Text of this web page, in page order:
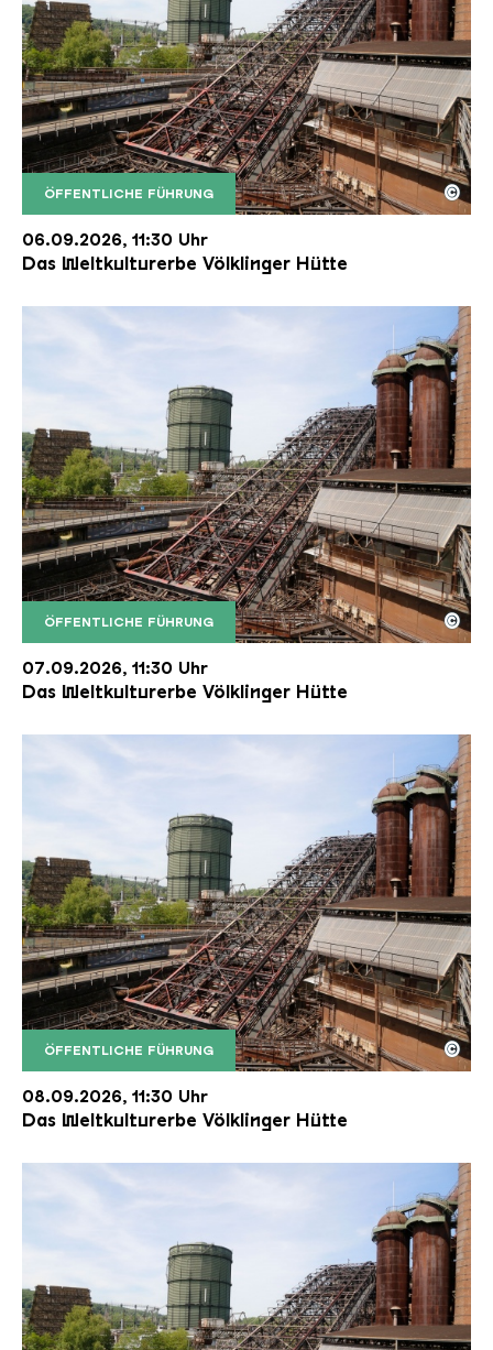
ÖFFENTLICHE FÜHRUNG
Der Erzschrägaufzug der Völklinger Hütte mit
Copyright: Weltkulturerbe Völklinger Hütte | Karl
©
06.09.2026, 11:30 Uhr
Das Weltkulturerbe Völklinger Hütte
ÖFFENTLICHE FÜHRUNG
Der Erzschrägaufzug der Völklinger Hütte mit
Copyright: Weltkulturerbe Völklinger Hütte | Karl
©
07.09.2026, 11:30 Uhr
Das Weltkulturerbe Völklinger Hütte
ÖFFENTLICHE FÜHRUNG
Der Erzschrägaufzug der Völklinger Hütte mit
Copyright: Weltkulturerbe Völklinger Hütte | Karl
©
08.09.2026, 11:30 Uhr
Das Weltkulturerbe Völklinger Hütte